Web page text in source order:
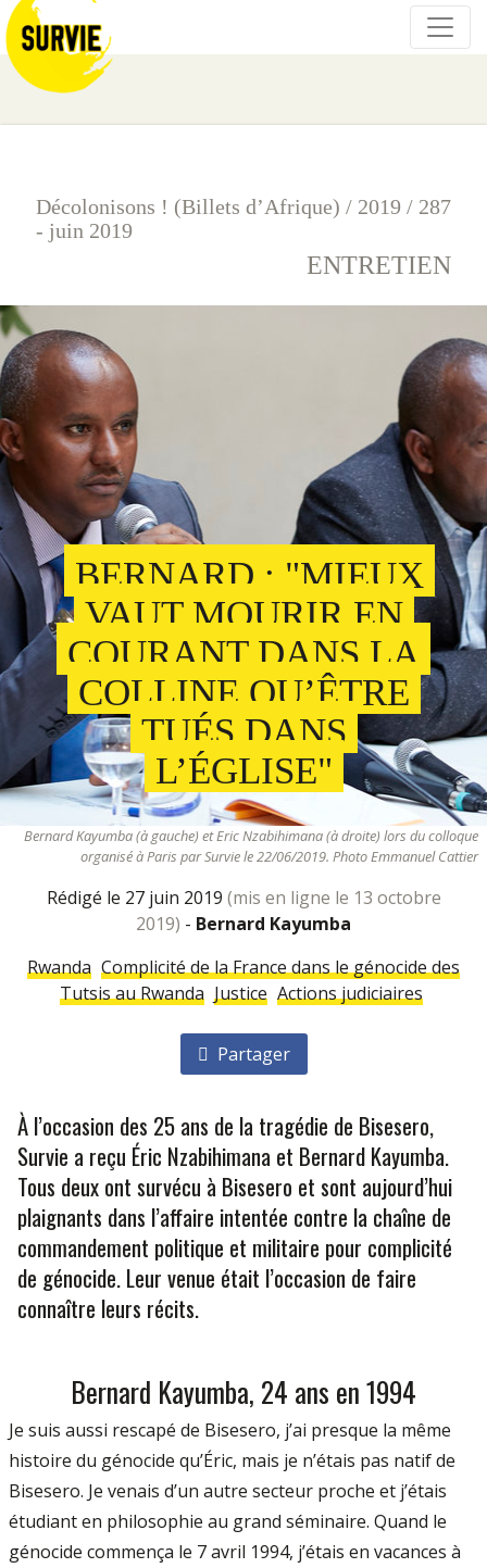
Décolonisons ! (Billets d’Afrique) / 2019 / 287
- juin 2019
ENTRETIEN
BERNARD : "MIEUX
VAUT MOURIR EN
COURANT DANS LA
COLLINE QU’ÊTRE
TUÉS DANS
L’ÉGLISE"
Bernard Kayumba (à gauche) et Eric Nzabihimana (à droite) lors du colloque
organisé à Paris par Survie le 22/06/2019. Photo Emmanuel Cattier
rédigé le 27 juin 2019 (mis en ligne le 13 octobre
2019) - Bernard Kayumba
Rwanda Complicité de la France dans le génocide des
Tutsis au Rwanda Justice Actions judiciaires
Partager
À l’occasion des 25 ans de la tragédie de Bisesero,
Survie a reçu Éric Nzabihimana et Bernard Kayumba.
Tous deux ont survécu à Bisesero et sont aujourd’hui
plaignants dans l’affaire intentée contre la chaîne de
commandement politique et militaire pour complicité
de génocide. Leur venue était l’occasion de faire
connaître leurs récits.
Bernard Kayumba, 24 ans en 1994
Je suis aussi rescapé de Bisesero, j’ai presque la même
histoire du génocide qu’Éric, mais je n’étais pas natif de
Bisesero. Je venais d’un autre secteur proche et j’étais
étudiant en philosophie au grand séminaire. Quand le
génocide commença le 7 avril 1994, j’étais en vacances à